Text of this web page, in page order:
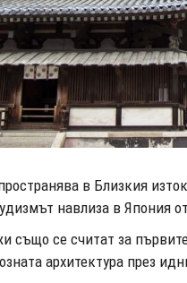
в Близкия
навлиза в Япония
също се считат за
архитектура през